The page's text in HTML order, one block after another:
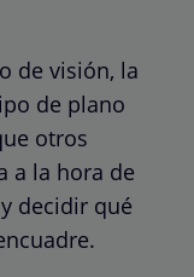
de visión, la
de plano
otros
a la hora de
decidir qué